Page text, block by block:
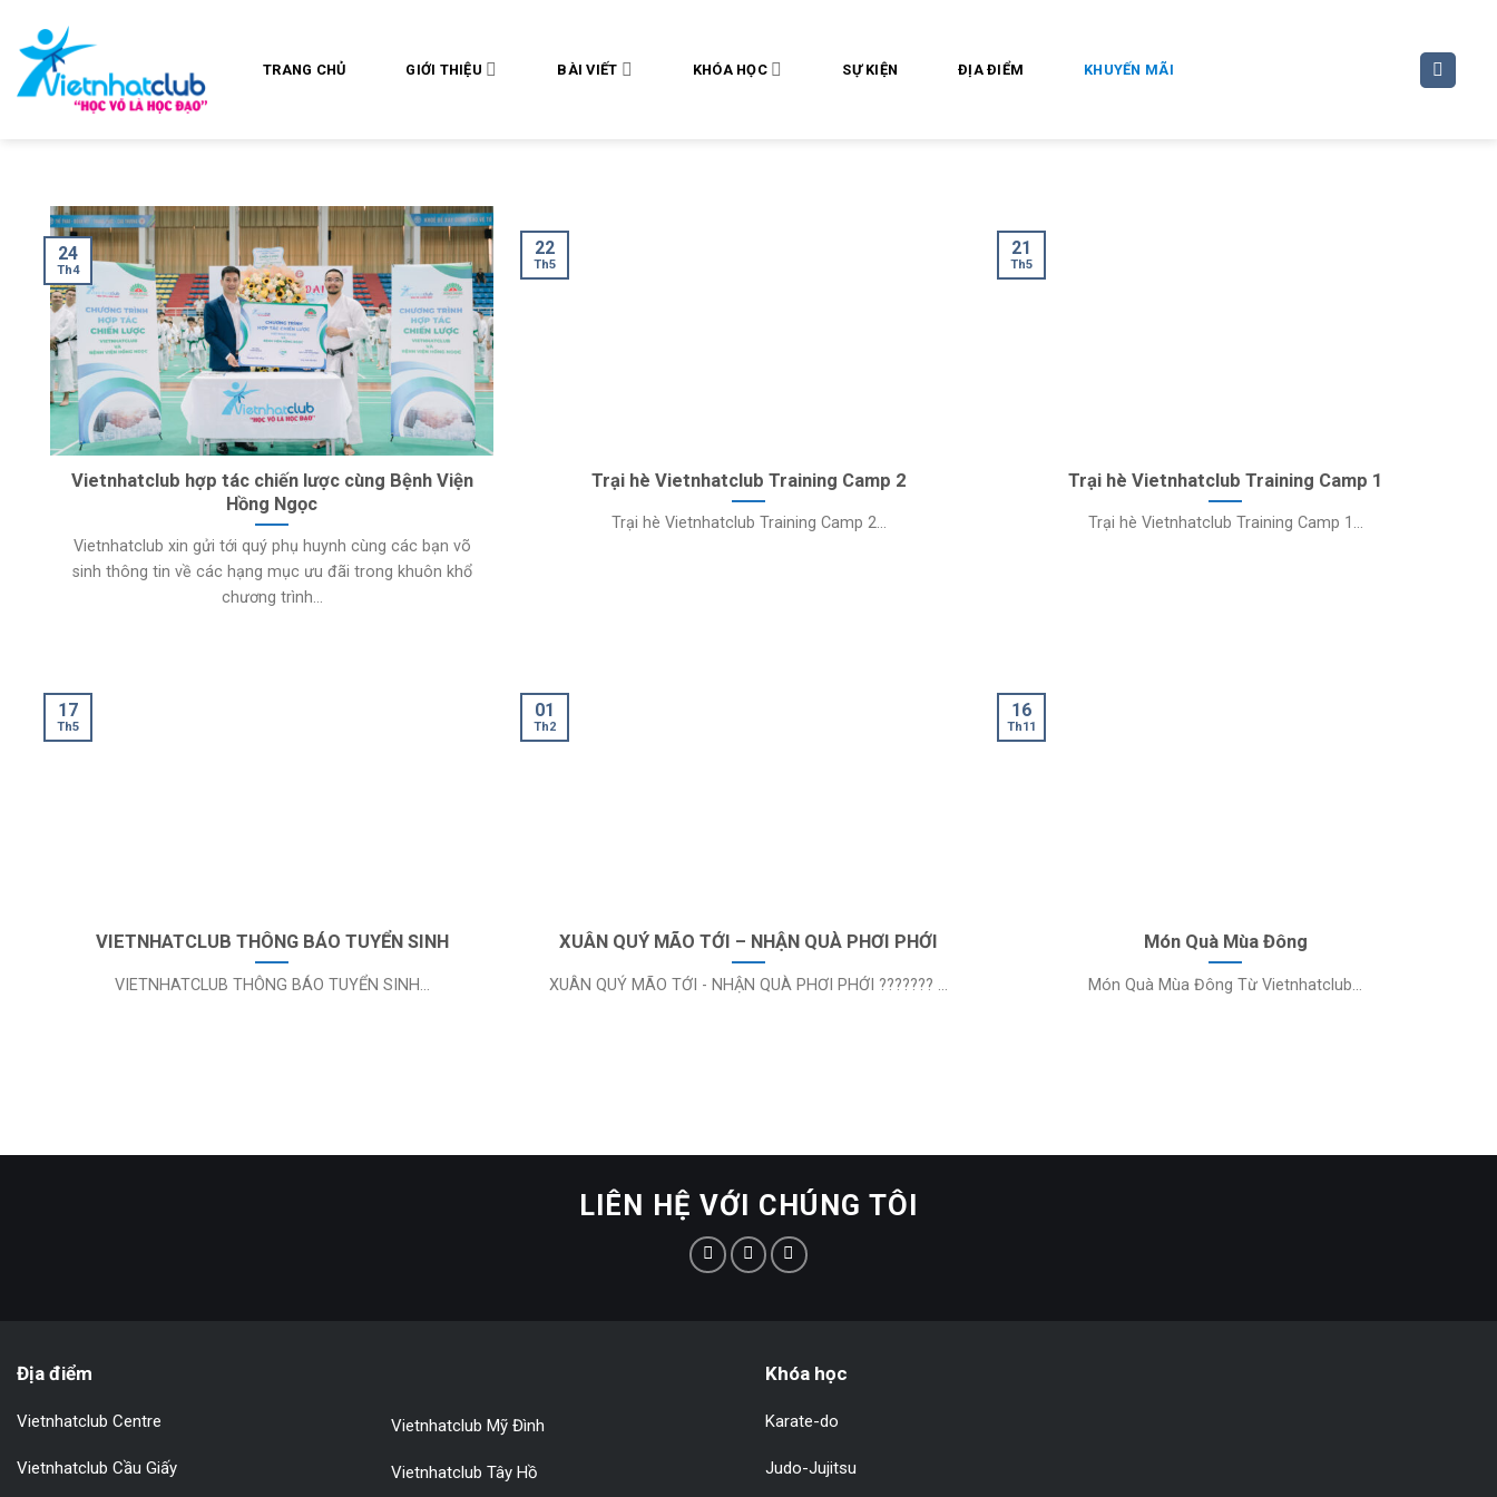
content
TRANG CHỦ GIỚI THIỆU BÀI VIẾT KHÓA HỌC SỰ KIỆN ĐỊA ĐIỂM KHUYẾN MÃI
Vietnhatclub hợp tác chiến lược cùng Bệnh Viện
Hồng Ngọc
Vietnhatclub xin gửi tới quý phụ huynh cùng các bạn võ
sinh thông tin về các hạng mục ưu đãi trong khuôn khổ
chương trình...
24
Th4
Trại hè Vietnhatclub Training Camp 2
Trại hè Vietnhatclub Training Camp 2...
22
Th5
Trại hè Vietnhatclub Training Camp 1
Trại hè Vietnhatclub Training Camp 1...
21
Th5
VIETNHATCLUB THÔNG BÁO TUYỂN SINH
VIETNHATCLUB THÔNG BÁO TUYỂN SINH...
17
Th5
XUÂN QUÝ MÃO TỚI – NHẬN QUÀ PHƠI PHỚI
XUÂN QUÝ MÃO TỚI - NHẬN QUÀ PHƠI PHỚI ??????? ...
01
Th2
Món Quà Mùa Đông
Món Quà Mùa Đông Từ Vietnhatclub...
16
Th11
LIÊN HỆ VỚI CHÚNG TÔI
Địa điểm
Vietnhatclub Centre
Vietnhatclub Cầu Giấy
Vietnhatclub Mỹ Đình
Vietnhatclub Tây Hồ
Khóa học
Karate-do
Judo-Jujitsu